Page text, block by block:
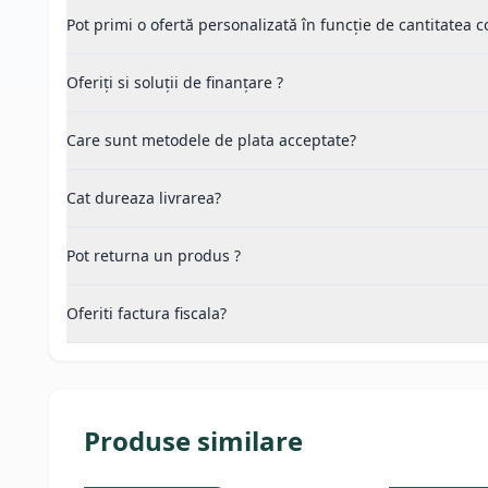
Pot primi o ofertă personalizată în funcție de cantitatea
Oferiți si soluții de finanțare ?
Care sunt metodele de plata acceptate?
Cat dureaza livrarea?
Pot returna un produs ?
Oferiti factura fiscala?
Produse similare